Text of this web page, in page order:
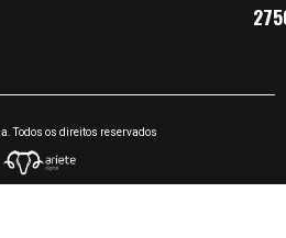
Todos os direitos reservados